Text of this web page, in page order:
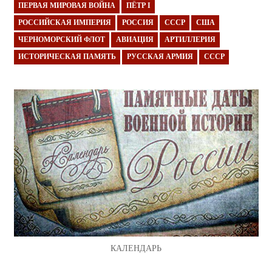
ПЕРВАЯ МИРОВАЯ ВОЙНА ПЁТР I
РОССИЙСКАЯ ИМПЕРИЯ РОССИЯ СССР США
ЧЕРНОМОРСКИЙ ФЛОТ АВИАЦИЯ АРТИЛЛЕРИЯ
ИСТОРИЧЕСКАЯ ПАМЯТЬ РУССКАЯ АРМИЯ СССР
КАЛЕНДАРЬ